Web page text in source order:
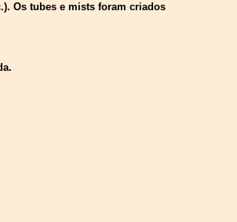
Os tubes e mists foram criados